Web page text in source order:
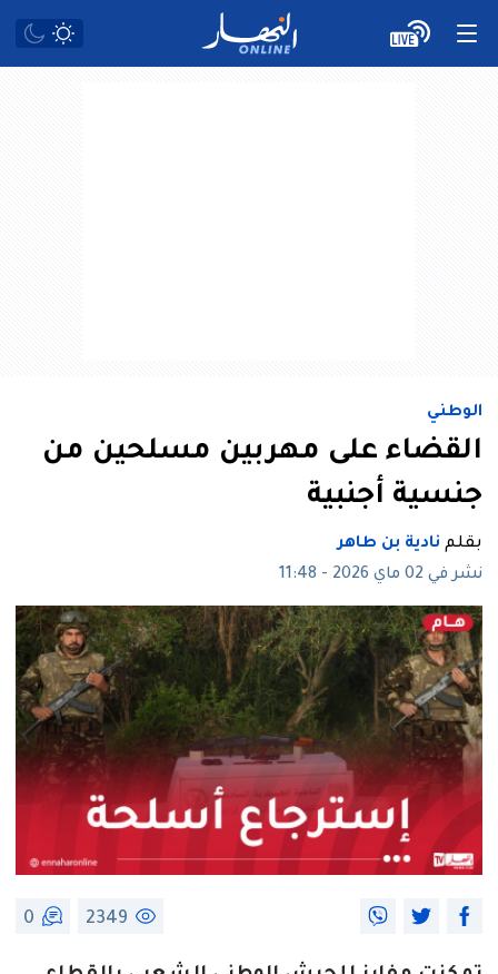
الوطني
القضاء على مهربين مسلحين من
جنسية أجنبية
بقلم نادية بن طاهر
نشر في 02 ماي 2026 - 11:48
2349
0